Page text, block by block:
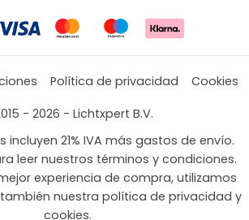
Política de privacidad
Cookies
- 2026 - Lichtxpert B.V.
incluyen 21% IVA más gastos de envío.
leer nuestros términos y condiciones.
experiencia de compra, utilizamos
nuestra política de privacidad y
cookies.